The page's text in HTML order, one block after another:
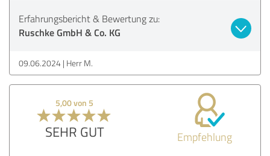
Erfahrungsbericht & Bewertung zu:
Ruschke GmbH & Co. KG
09.06.2024 Herr M.
5,00 von 5
SEHR GUT Empfehlung